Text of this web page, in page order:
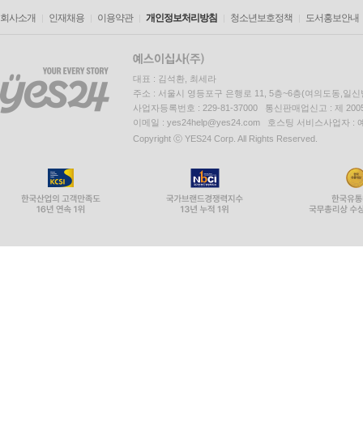
회사소개 인재채용 이용약관 개인정보처리방침 청소년보호정책 도서홍보안내
대표 : 김석환, 최세라
주소 : 서울시 영등포구 은행로 11, 5층~6층(여의도동,일신
사업자등록번호 : 229-81-37000 통신판매업신고 : 제
이메일 : yes24help@yes24.com 호스팅 서비스사업자 :
Copyright ⓒ YES24 Corp. All Rights Reserved.